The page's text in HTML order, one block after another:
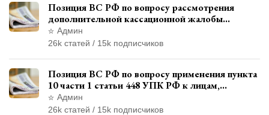
Позиция ВС РФ по вопросу рассмотрения
дополнительной кассационной жалобы
адвоката в кассационной инстанции
Админ
26k статей / 15k подписчиков
Позиция ВС РФ по вопросу применения пункта
10 части 1 статьи 448 УПК РФ к лицам,
уволенным из следственных органов
Админ
26k статей / 15k подписчиков